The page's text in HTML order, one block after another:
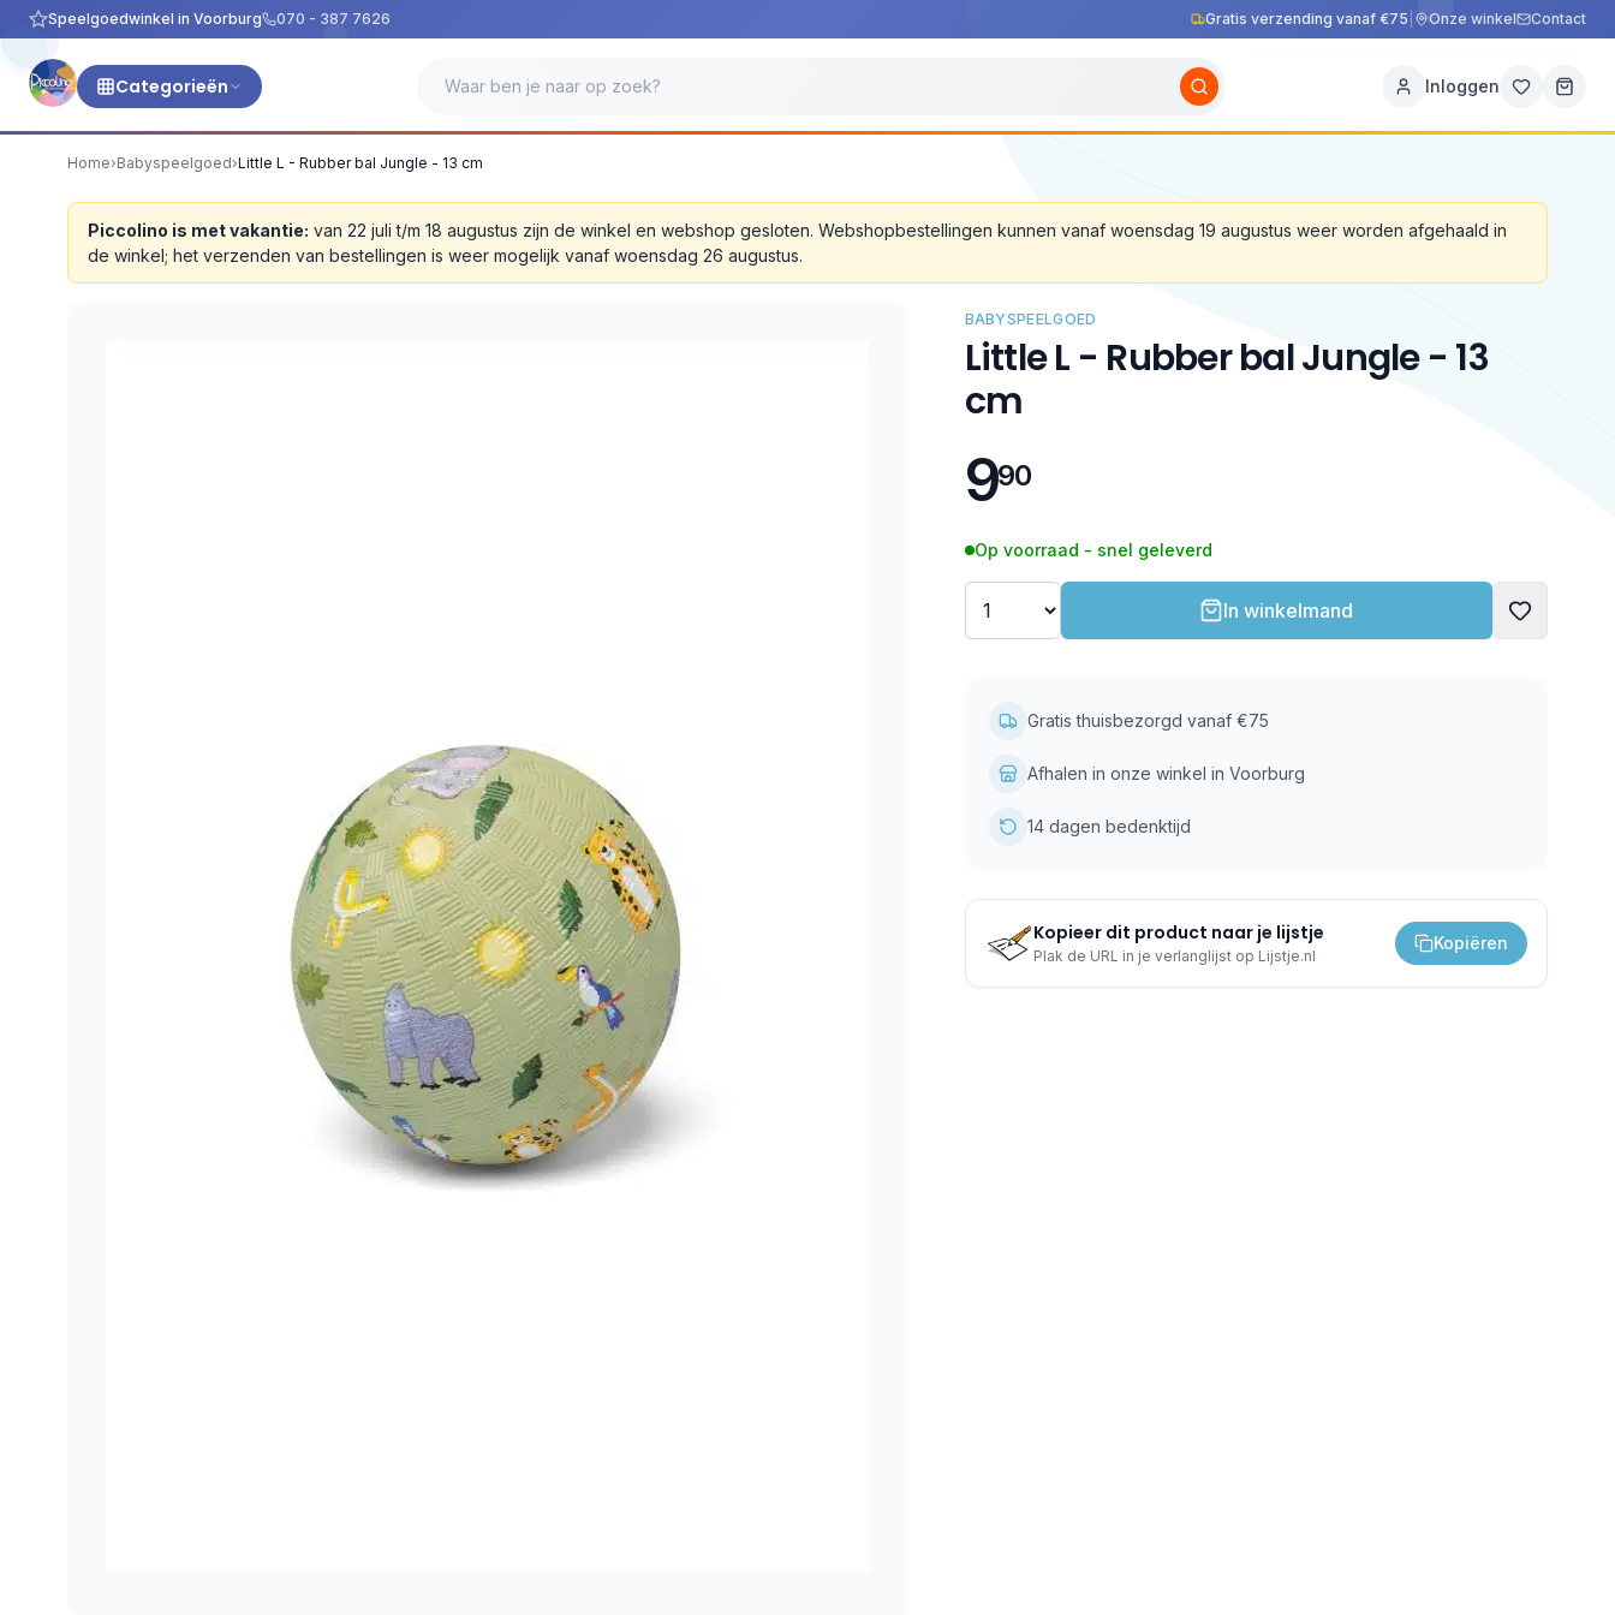
Speelgoedwinkel in Voorburg 070 - 387 7626 Gratis verzending vanaf €75 Onze winkel Contact
Categorieën Inloggen
Home›Babyspeelgoed›Little L - Rubber bal Jungle - 13 cm
Piccolino is met vakantie: van 22 juli t/m 18 augustus zijn de winkel en webshop gesloten. Webshopbestellingen kunnen vanaf woensdag 19 augustus weer worden afgehaald in
de winkel; het verzenden van bestellingen is weer mogelijk vanaf woensdag 26 augustus.
BABYSPEELGOED
Little L - Rubber bal Jungle - 13
cm
990
Op voorraad - snel geleverd
In winkelmand
Gratis thuisbezorgd vanaf €75
Afhalen in onze winkel in Voorburg
14 dagen bedenktijd
Kopieer dit product naar je lijstje
Plak de URL in je verlanglijst op Lijstje.nl
Kopiëren